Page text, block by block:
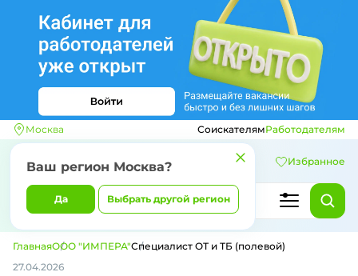
Москва
Ваш регион Москва?
Да Выбрать другой регион
СоискателямРаботодателям
Избранное
ГлавнаяООО "ИМПЕРА"Специалист ОТ и ТБ (полевой)
27.04.2026